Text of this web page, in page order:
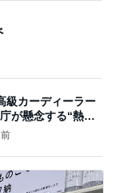
級カーディーラー
が懸念する“熱心